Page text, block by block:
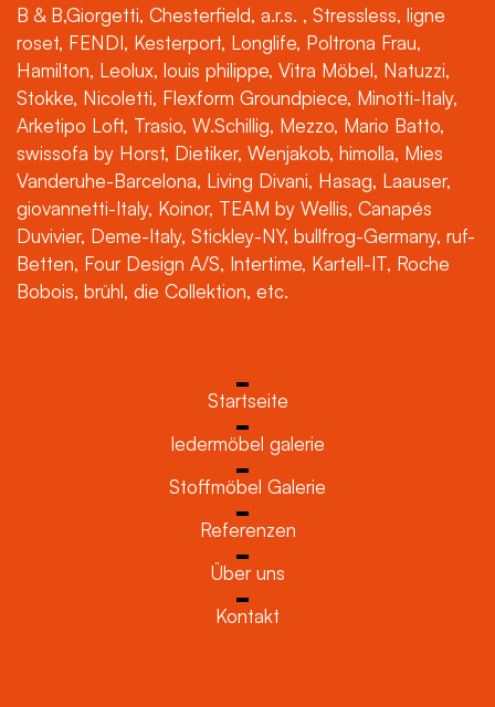
B & B,Giorgetti, Chesterfield, a.r.s. , Stressless, ligne
roset, FENDI, Kesterport, Longlife, Poltrona Frau,
Hamilton, Leolux, louis philippe, Vitra Möbel, Natuzzi,
Stokke, Nicoletti, Flexform Groundpiece, Minotti-Italy,
Arketipo Loft, Trasio, W.Schillig, Mezzo, Mario Batto,
swissofa by Horst, Dietiker, Wenjakob, himolla, Mies
Vanderuhe-Barcelona, Living Divani, Hasag, Laauser,
giovannetti-Italy, Koinor, TEAM by Wellis, Canapés
Duvivier, Deme-Italy, Stickley-NY, bullfrog-Germany, ruf-
Betten, Four Design A/S, Intertime, Kartell-IT, Roche
Bobois, brühl, die Collektion, etc.
Startseite
ledermöbel galerie
Stoffmöbel Galerie
Referenzen
Über uns
Kontakt